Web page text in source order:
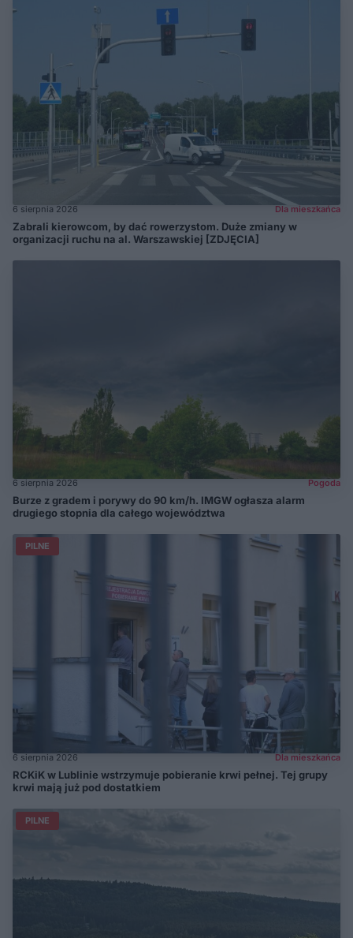
6 sierpnia 2026 Dla mieszkańca
Zabrali kierowcom, by dać rowerzystom. Duże zmiany w
organizacji ruchu na al. Warszawskiej [ZDJĘCIA]
6 sierpnia 2026 Pogoda
Burze z gradem i porywy do 90 km/h. IMGW ogłasza alarm
drugiego stopnia dla całego województwa
PILNE
6 sierpnia 2026 Dla mieszkańca
RCKiK w Lublinie wstrzymuje pobieranie krwi pełnej. Tej grupy
krwi mają już pod dostatkiem
PILNE